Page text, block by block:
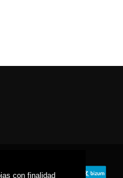
con finalidad